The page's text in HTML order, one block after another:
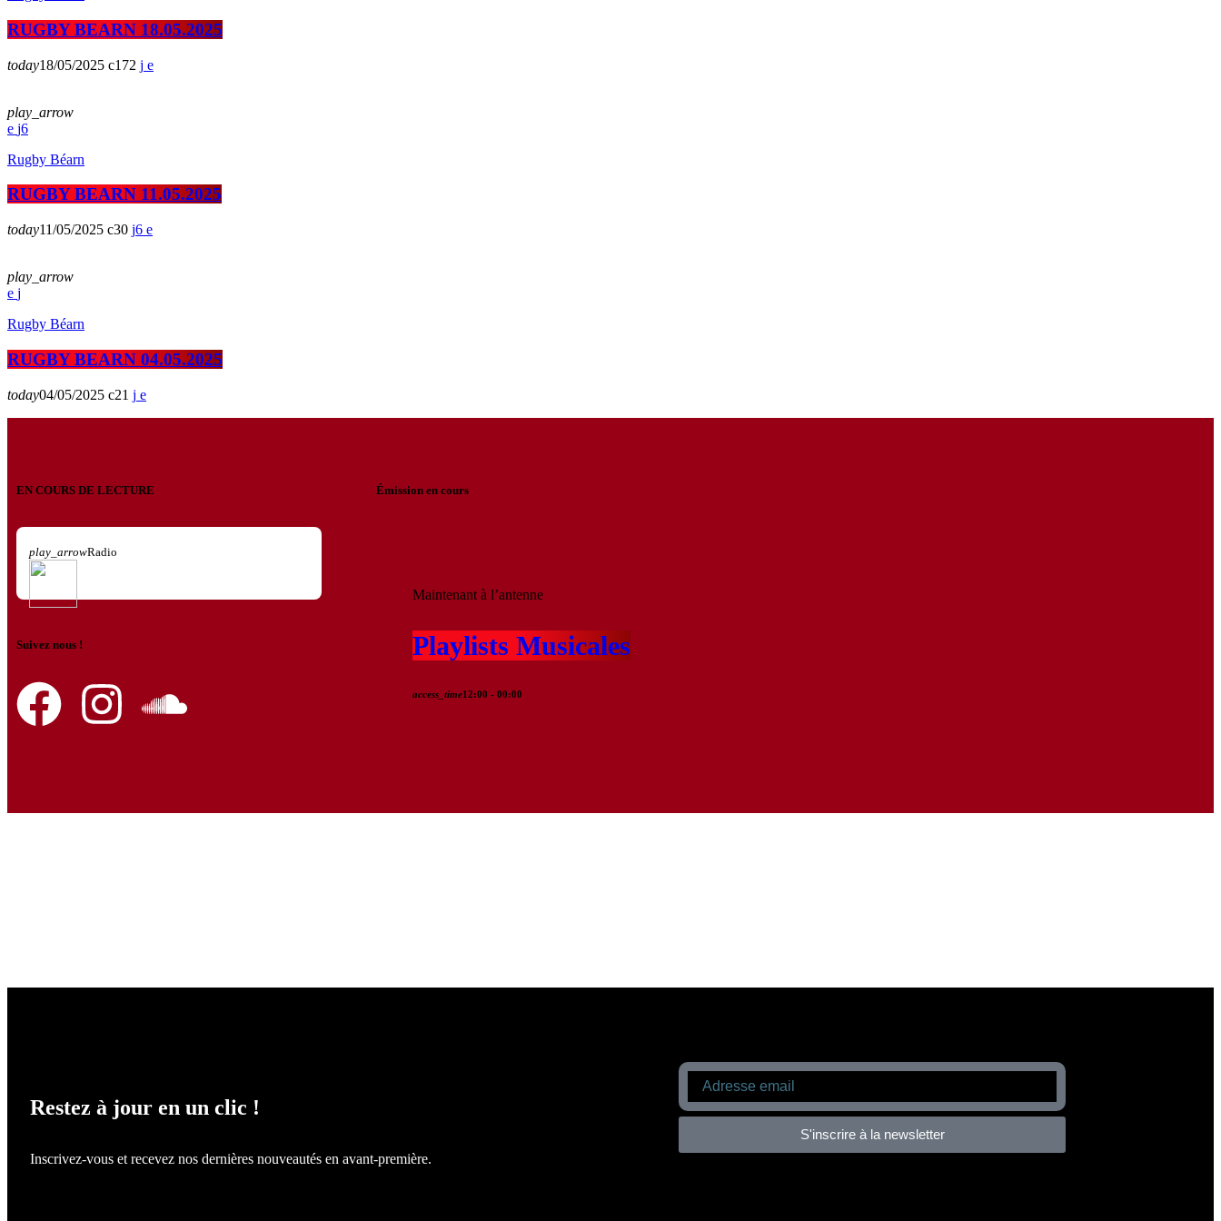
RUGBY BEARN 18.05.2025
today18/05/2025 172
play_arrow
6
Rugby Béarn
RUGBY BEARN 11.05.2025
today11/05/2025 30 6
play_arrow
Rugby Béarn
RUGBY BEARN 04.05.2025
today04/05/2025 21
EN COURS DE LECTURE
play_arrowRadio
Suivez nous !
Émission en cours
Maintenant à l’antenne
Playlists Musicales
access_time12:00 - 00:00
Restez à jour en un clic !
Inscrivez-vous et recevez nos dernières nouveautés en avant-première.
S'inscrire à la newsletter